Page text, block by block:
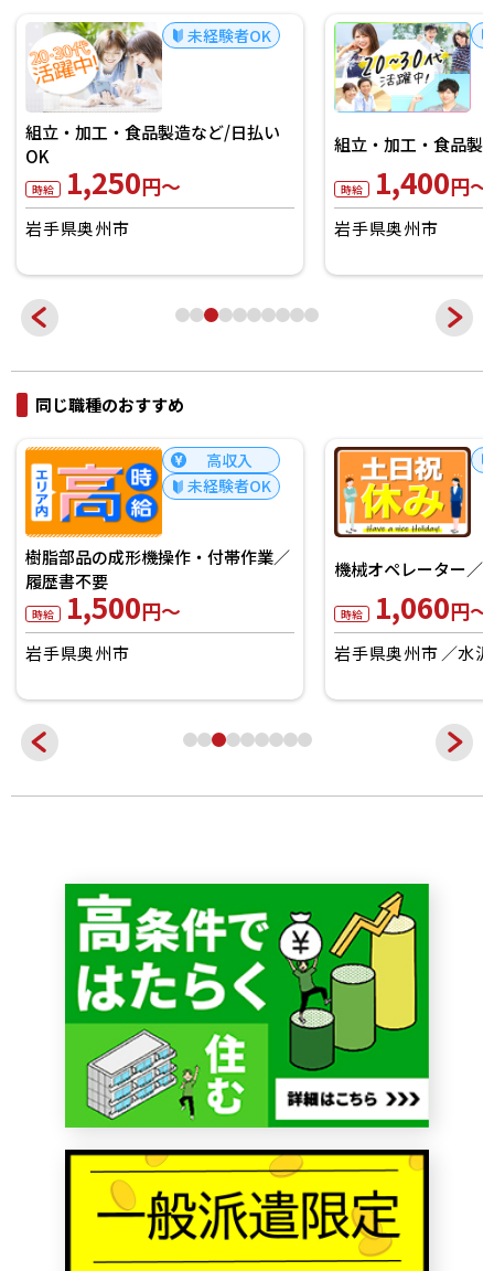
未経験者OK
組立・加工・食品製造など/日払い
OK
時給 1,250円～
岩手県奥州市
組立・加工・食品製
時給 1,400円～
岩手県奥州市
同じ職種のおすすめ
高収入
未経験者OK
樹脂部品の成形機操作・付帯作業／
履歴書不要
時給 1,500円～
岩手県奥州市
機械オペレーター／
時給 1,060円～
岩手県奥州市 水